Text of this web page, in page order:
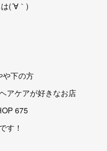
(´∀｀)
や下の方
アケアが好きなお店
675
す！